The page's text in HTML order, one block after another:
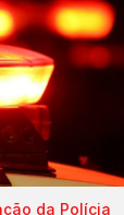
da Polícia